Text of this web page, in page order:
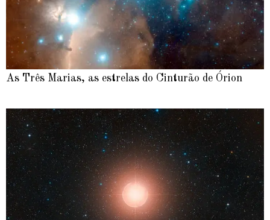
As Três Marias, as estrelas do Cinturão de Órion